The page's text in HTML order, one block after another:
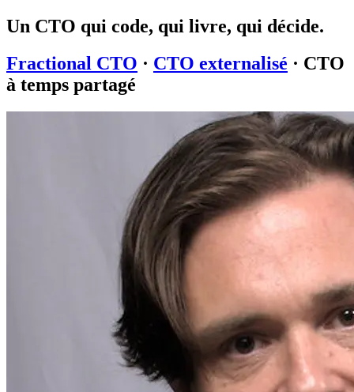
Un CTO qui code, qui livre, qui décide.
Fractional CTO · CTO externalisé · CTO
à temps partagé